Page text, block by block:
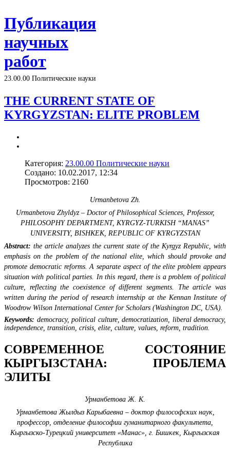
Публикация
научных
работ
23.00.00 Политические науки
THE CURRENT STATE OF
KYRGYZSTAN: ELITE PROBLEM
Категория: 23.00.00 Политические науки
Создано: 10.02.2017, 12:34
Просмотров: 2160
Urmanbetova Zh.
Urmanbetova Zhyldyz – Doctor of Philosophical Sciences, Professor,
PHILOSOPHY DEPARTMENT, KYRGYZ-TURKISH “MANAS”
UNIVERSITY, BISHKEK, REPUBLIC OF KYRGYZSTAN
Abstract: the article analyzes the current state of the Kyrgyz Republic, with
emphasis on the problem of the national elite, which should provoke and
promote democratic reforms. A separate aspect of the elite problem appears
situation with political parties. In this regard, there is a problem of political
culture, reflecting the coexistence of different segments. The article was
written during the period of research internship at the Kennan Institute of
Woodrow Wilson International Center for Scholars (Washington DC, USA).
Keywords: democracy, political culture, democratization, liberal democracy,
independence, transition, crisis, elite, culture, values, reform, tradition.
СОВРЕМЕННОЕ СОСТОЯНИЕ
КЫРГЫЗСТАНА: ПРОБЛЕМА
ЭЛИТЫ
Урманбетова Ж. К.
Урманбетова Жылдыз Карыбаевна – доктор философских наук,
профессор, отделение философии гуманитарного факультета,
Кыргызско-Турецкий университет «Манас», г. Бишкек, Кыргызская
Республика